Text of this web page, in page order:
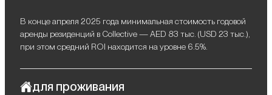
В конце апреля 2025 года минимальная стоимость годовой
аренды резиденций в Collective — AED 83 тыс. (USD 23 тыс.),
при этом средний ROI находится на уровне 6.5%.
для проживания